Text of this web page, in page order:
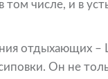
том числе, и в
отдыхающих –
Он не